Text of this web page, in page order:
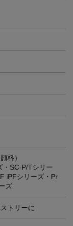
料）
SC-P/Tシリー
iPFシリーズ・Pr
ズ
トリーに